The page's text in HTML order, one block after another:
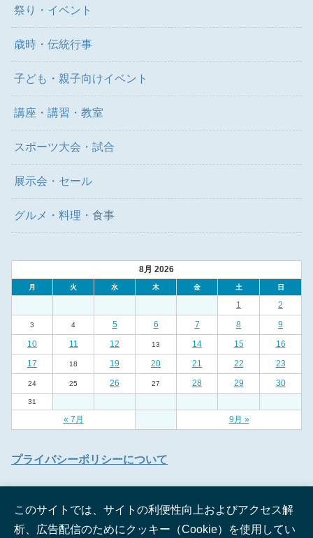
祭り・イベント
歳時・伝統行事
子ども・親子向けイベント
講座・講習・教室
スポーツ大会・試合
展示会・セール
グルメ・料理・食事
8月 2026
月 火 水 木 金 土 日
1 2
3 4 5 6 7 8
9
10
11 12 13 14 15
16
17
18 19 20 21 22 23
24 25 26 27 28 29 30
31
« 7月 9月 »
プライバシーポリシーについて
このサイトでは、サイトの利便性向上およびアクセス解
析、広告配信のためにクッキー（Cookie）を使用してい